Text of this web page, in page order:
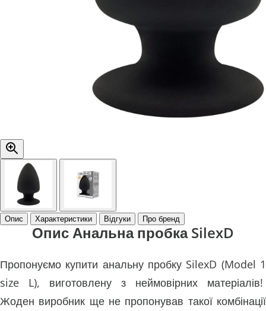
Опис Характеристики Відгуки Про бренд
Опис Анальна пробка SilexD
Пропонуємо купити анальну пробку SilexD (Model 1
size L), виготовлену з неймовірних матеріалів!
Жоден виробник ще не пропонував такої комбінації